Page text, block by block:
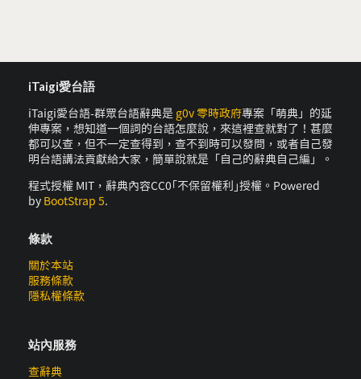
iTaigi愛台語
iTaigi愛台語-群眾台語辭典是 g0v 零時政府專案「萌典」的延
伸專案，想知道一個詞的台語怎麼說，來這裡查就對了！甚麼
都可以查，但不一定查得到，查不到時可以發問，或者自己發
明台語講法貢獻給大家，簡單說就是「自己的辭典自己編」。
程式授權 MIT，辭典內容CC0｢不保留權利｣授權。Powered
by BootStrap 5.
條款
關於本站
服務條款
隱私權條款
站內服務
查辭典